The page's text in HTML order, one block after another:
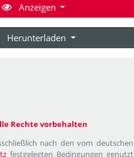
Anzeigen
Herunterladen
Rechte vorbehalten
nach den vom deutschen
festgelegten Bedingungen genutzt